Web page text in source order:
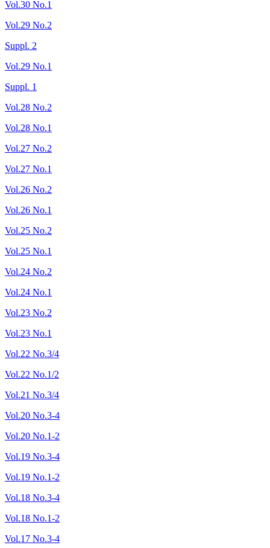
Vol.30 No.1
Vol.29 No.2
Suppl. 2
Vol.29 No.1
Suppl. 1
Vol.28 No.2
Vol.28 No.1
Vol.27 No.2
Vol.27 No.1
Vol.26 No.2
Vol.26 No.1
Vol.25 No.2
Vol.25 No.1
Vol.24 No.2
Vol.24 No.1
Vol.23 No.2
Vol.23 No.1
Vol.22 No.3/4
Vol.22 No.1/2
Vol.21 No.3/4
Vol.20 No.3-4
Vol.20 No.1-2
Vol.19 No.3-4
Vol.19 No.1-2
Vol.18 No.3-4
Vol.18 No.1-2
Vol.17 No.3-4